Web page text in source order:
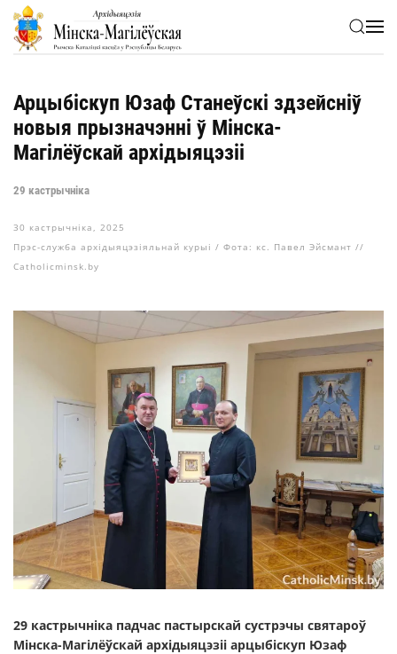
Skip to main content
Арцыбіскуп Юзаф Станеўскі здзейсніў
новыя прызначэнні ў Мінска-
Магілёўскай архідыяцэзіі
29 кастрычніка
30 кастрычніка, 2025
Прэс-служба архідыяцэзіяльнай курыі / Фота: кс. Павел Эйсмант //
Catholicminsk.by
29 кастрычніка падчас пастырскай сустрэчы святароў
Мінска-Магілёўскай архідыяцэзіі арцыбіскуп Юзаф